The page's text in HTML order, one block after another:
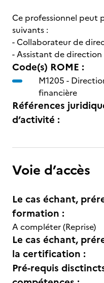
Ce professionnel peut
suivants :
- Collaborateur de
- Assistant de direction
Code(s) ROME :
M1205 -
financière
Références
d’activité :
Voie d’accès
Le cas échant,
formation :
A compléter (Reprise)
Le cas échant,
la certification :
Pré-requis